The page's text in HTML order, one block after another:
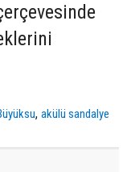
,akülü sandalye